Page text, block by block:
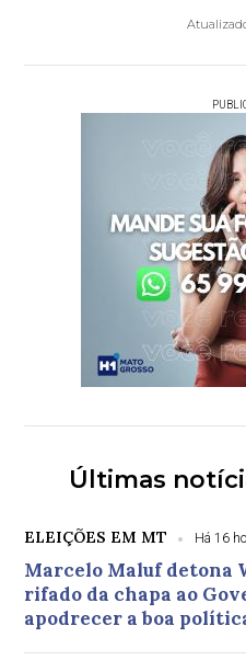
Últimas
ELEIÇÕES EM MT Há 16
Marcelo Maluf detona
rifado da chapa ao
apodrecer a boa